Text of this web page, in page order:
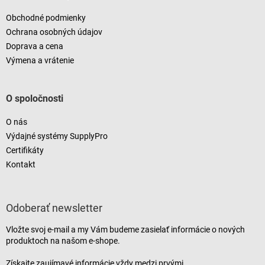
Obchodné podmienky
Ochrana osobných údajov
Doprava a cena
Výmena a vrátenie
O spoločnosti
O nás
Výdajné systémy SupplyPro
Certifikáty
Kontakt
Odoberať newsletter
Vložte svoj e-mail a my Vám budeme zasielať informácie o nových
produktoch na našom e-shope.